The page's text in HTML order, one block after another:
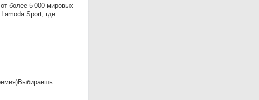
более 5 000 мировых
Sport, где